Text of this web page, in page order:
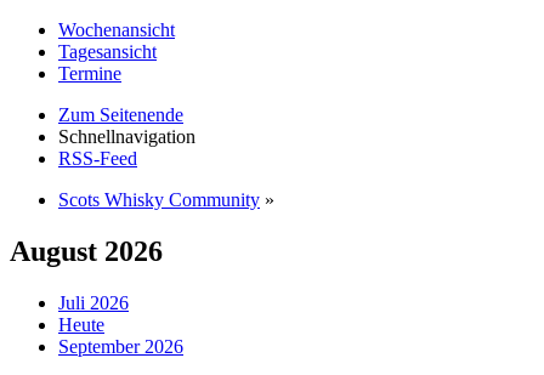
Wochenansicht
Tagesansicht
Termine
Zum Seitenende
Schnellnavigation
RSS-Feed
Scots Whisky Community »
August 2026
Juli 2026
Heute
September 2026